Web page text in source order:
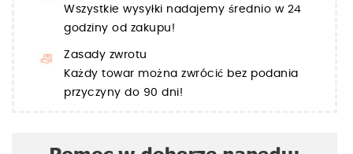
Wszystkie wysyłki nadajemy średnio w 24
godziny od zakupu!
Zasady zwrotu
Każdy towar można zwrócić bez podania
przyczyny do 90 dni!